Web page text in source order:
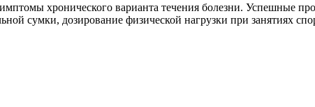
хронического варианта течения болезни. Успешные
сумки, дозирование физической нагрузки при занятиях